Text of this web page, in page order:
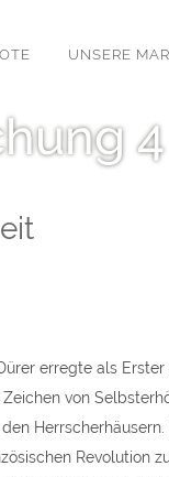
UNSERE
erregte als Erster
von
Revolution